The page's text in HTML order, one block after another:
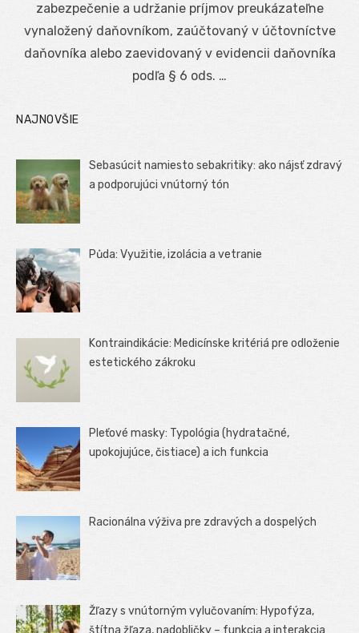
zabezpečenie a udržanie príjmov preukázateľne
vynaložený daňovníkom, zaúčtovaný v účtovníctve
daňovníka alebo zaevidovaný v evidencii daňovníka
podľa § 6 ods. …
NAJNOVŠIE
Sebasúcit namiesto sebakritiky: ako nájsť zdravý
a podporujúci vnútorný tón
Půda: Využitie, izolácia a vetranie
Kontraindikácie: Medicínske kritériá pre odloženie
estetického zákroku
Pleťové masky: Typológia (hydratačné,
upokojujúce, čistiace) a ich funkcia
Racionálna výživa pre zdravých a dospelých
Žľazy s vnútorným vylučovaním: Hypofýza,
štítna žľaza, nadobličky – funkcia a interakcia